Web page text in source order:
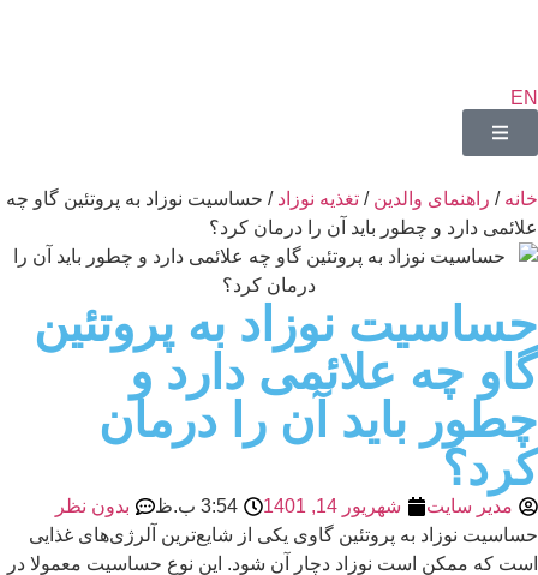
EN
خانه / راهنمای والدین / تغذیه نوزاد / حساسیت نوزاد به پروتئین گاو چه
علائمی دارد و چطور باید آن را درمان کرد؟
حساسیت نوزاد به پروتئین
گاو چه علائمی دارد و
چطور باید آن را درمان
کرد؟
مدیر سایت شهریور 14, 1401 3:54 ب.ظ
بدون نظر
حساسیت نوزاد به پروتئین گاوی یکی از شایع‌ترین آلرژی‌های غذایی
است که ممکن است نوزاد دچار آن شود. این نوع حساسیت معمولا در